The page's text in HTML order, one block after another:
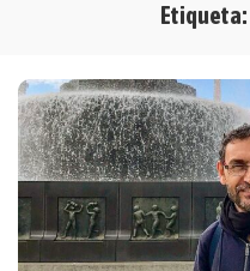
Etiqueta: